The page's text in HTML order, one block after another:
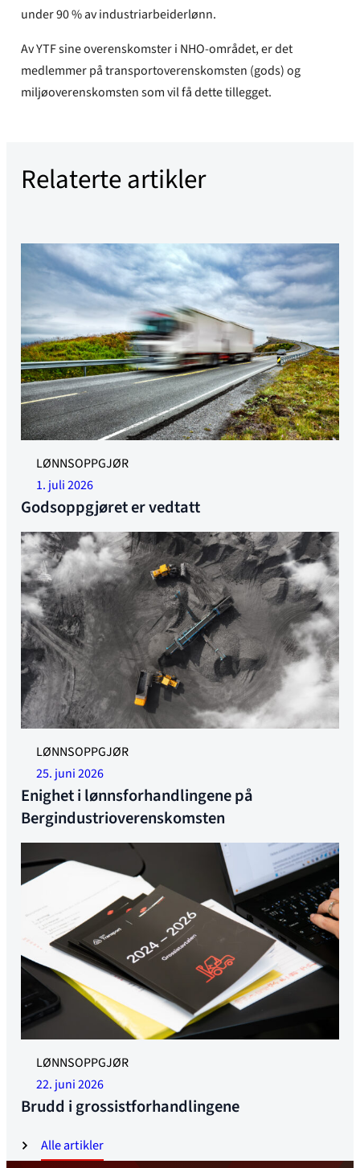
under 90 % av industriarbeiderlønn.
Av YTF sine overenskomster i NHO-området, er det
medlemmer på transportoverenskomsten (gods) og
miljøoverenskomsten som vil få dette tillegget.
Relaterte artikler
Alle artikler
Illustrasjonsfoto
LØNNSOPPGJØR
1. juli 2026
Godsoppgjøret er vedtatt
LØNNSOPPGJØR
25. juni 2026
Enighet i lønnsforhandlingene på
Bergindustrioverenskomsten
LØNNSOPPGJØR
22. juni 2026
Brudd i grossistforhandlingene